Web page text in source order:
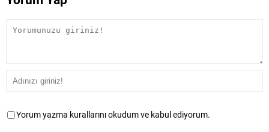
Yorum yazma kurallarını okudum ve kabul ediyorum.